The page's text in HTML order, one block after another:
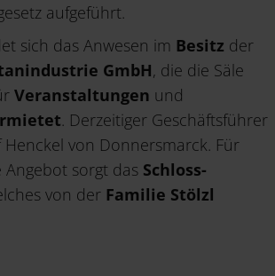
aufgeführt.
sich das Anwesen im Besitz der
GmbH, die die Säle
Veranstaltungen und
. Derzeitiger Geschäftsführer
Henckel von Donnersmarck. Für
Angebot sorgt das Schloss-
von der Familie Stölzl